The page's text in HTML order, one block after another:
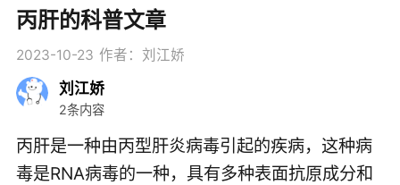
丙肝的科普文章
2023-10-23 作者：刘江娇
刘江娇
2条内容
丙肝是一种由丙型肝炎病毒引起的疾病，这种病
毒是RNA病毒的一种，具有多种表面抗原成分和